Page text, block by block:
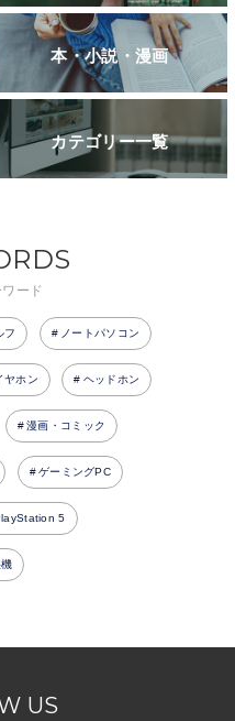
本・小説・漫画
カテゴリー一覧
ード
フ ノートパソコン
ヤホン ヘッドホン
漫画・コミック
ゲーミングPC
5
US